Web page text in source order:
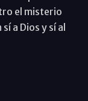
el misterio
a Dios y sí al